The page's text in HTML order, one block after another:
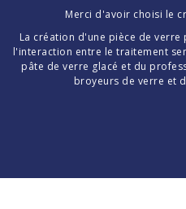
Merci d'avoir choisi le
La création d'une pièce de
l'interaction entre le traitement
pâte de verre glacé et du
broyeurs de verre et